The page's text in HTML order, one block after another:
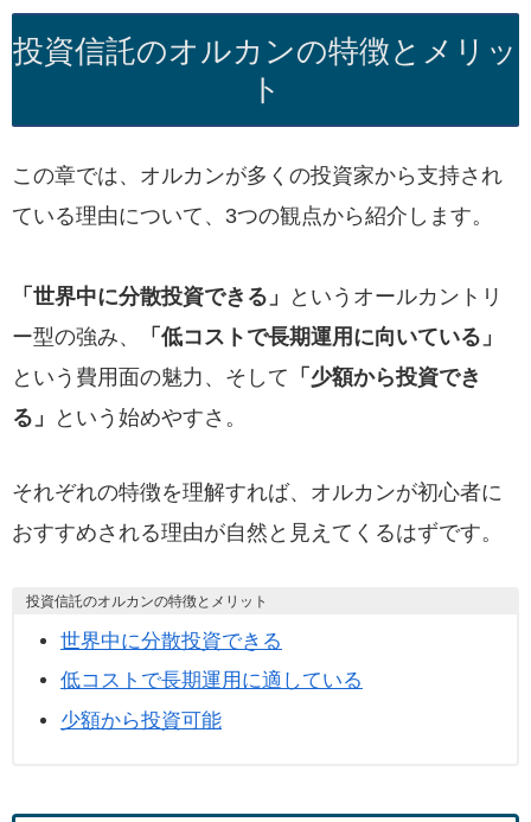
投資信託のオルカンの特徴とメリッ
ト
この章では、オルカンが多くの投資家から支持され
ている理由について、3つの観点から紹介します。
「世界中に分散投資できる」
というオールカントリ
ー型の強み、
「低コストで長期運用に向いている」
という費用面の魅力、そして 「少額から投資でき
る」
という始めやすさ。
それぞれの特徴を理解すれば、オルカンが初心者に
おすすめされる理由が自然と見えてくるはずです。
投資信託のオルカンの特徴とメリット
世界中に分散投資できる
低コストで長期運用に適している
少額から投資可能